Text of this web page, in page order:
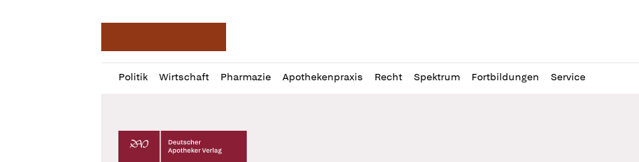
Politik Wirtschaft Pharmazie Apothekenpraxis Recht Spektrum Fortbildungen Service
Profil
öffnen
Daz
Pur
Deutscher Apotheker Verlag Logo